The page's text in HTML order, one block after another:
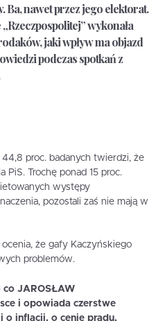
Ba, nawet przez jego elektorat.
wykonała
jaki wpływ ma objazd
podczas spotkań z
proc. badanych twierdzi, że
PiS. Trochę ponad 15 proc.
występy
pozostali zaś nie mają w
że gafy Kaczyńskiego
problemów.
co JAROSŁAW
i opowiada czerstwe
o inflacji, o cenie prądu,